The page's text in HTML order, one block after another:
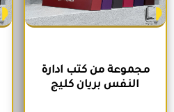
مجموعة من كتب ادارة
النفس بريان كليج